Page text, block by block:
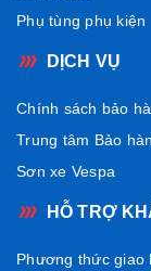
Phụ tùng phụ kiện
DỊCH VỤ
Chính sách bảo
Trung tâm Bảo
Sơn xe Vespa
HỖ TRỢ
Phương thức giao